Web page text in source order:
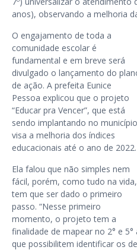
anos), observando a melhoria
O engajamento de toda a
comunidade escolar é
fundamental e em breve será
divulgado o lançamento do
de ação. A prefeita Eunice
Pessoa explicou que o projeto
“Educar pra Vencer”, que está
sendo implantando no
visa a melhoria dos índices
educacionais até o ano de 2022.
Ela falou que não simples nem
fácil, porém, como tudo na vida,
tem que ser dado o primeiro
passo. “Nesse primeiro
momento, o projeto tem a
finalidade de mapear no 2° e
que possibilitem identificar os